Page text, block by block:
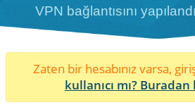
VPN bağlantısını
Zaten bir hesabınız varsa,
kullanıcı mı? Buradan